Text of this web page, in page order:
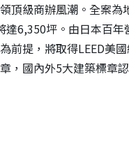
頂級商辦風潮。全案
達6,350坪。由日本百
前提，將取得LEED美
，國內外5大建築標章